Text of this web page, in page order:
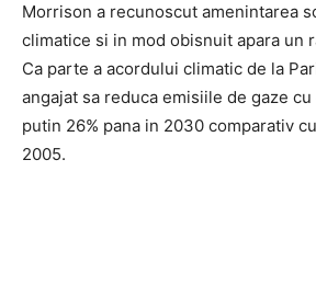
Morrison a recunoscut amenintarea
climatice si in mod obisnuit apara un
Ca parte a acordului climatic de la
angajat sa reduca emisiile de gaze
putin 26% pana in 2030 comparativ
2005.